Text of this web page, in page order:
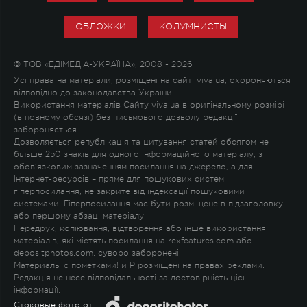
ОБЛОЖКИ КОЛУМНИСТЫ
© ТОВ «ЕДІМЕДІА-УКРАЇНА», 2008 - 2026
Усі права на матеріали, розміщені на сайті viva.ua, охороняються
відповідно до законодавства України.
Використання матеріалів Сайту viva.ua в оригінальному розмірі
(в повному обсязі) без письмового дозволу редакції
забороняється.
Дозволяється републікація та цитування статей обсягом не
більше 250 знаків для одного інформаційного матеріалу, з
обов'язковим зазначенням посилання на джерело, а для
Інтернет-ресурсів – пряме для пошукових систем
гіперпосилання, не закрите від індексації пошуковими
системами. Гіперпосилання має бути розміщене в підзаголовку
або першому абзаці матеріалу.
Передрук, копіювання, відтворення або інше використання
матеріалів, які містять посилання на rexfeatures.com або
depositphotos.com, суворо заборонені.
Материалы с пометками! и P розміщені на правах реклами.
Редакція не несе відповідальності за достовірність цієї
інформації.